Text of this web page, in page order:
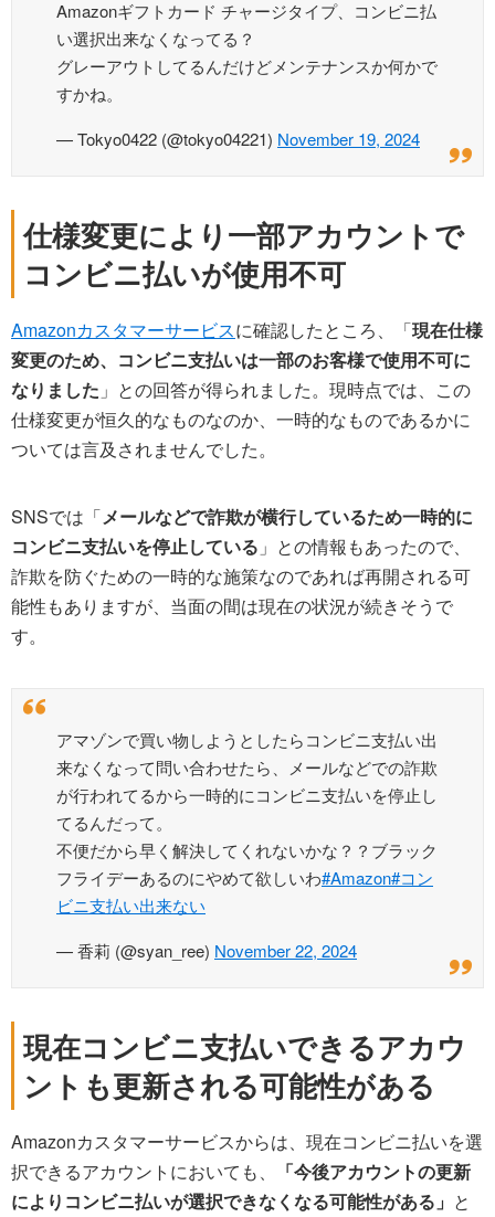
Amazonギフトカード チャージタイプ、コンビニ払
い選択出来なくなってる？
グレーアウトしてるんだけどメンテナンスか何かで
すかね。
— Tokyo0422 (@tokyo04221) November 19, 2024
仕様変更により一部アカウントで
コンビニ払いが使用不可
Amazonカスタマーサービスに確認したところ、「現在仕様
変更のため、コンビニ支払いは一部のお客様で使用不可に
なりました 」との回答が得られました。現時点では、この
仕様変更が恒久的なものなのか、一時的なものであるかに
ついては言及されませんでした。
SNSでは「メールなどで詐欺が横行しているため一時的に
コンビニ支払いを停止している 」との情報もあったので、
詐欺を防ぐための一時的な施策なのであれば再開される可
能性もありますが、当面の間は現在の状況が続きそうで
す。
アマゾンで買い物しようとしたらコンビニ支払い出
来なくなって問い合わせたら、メールなどでの詐欺
が行われてるから一時的にコンビニ支払いを停止し
てるんだって。
不便だから早く解決してくれないかな？？ブラック
フライデーあるのにやめて欲しいわ#Amazon#コン
ビニ支払い出来ない
— 香莉 (@syan_ree) November 22, 2024
現在コンビニ支払いできるアカウ
ントも更新される可能性がある
Amazonカスタマーサービスからは、現在コンビニ払いを選
択できるアカウントにおいても、
「今後アカウントの更新
によりコンビニ払いが選択できなくなる可能性がある」 と